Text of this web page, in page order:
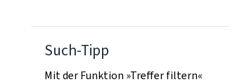
Such-Tipp
Mit der Funktion »Treffer filtern«